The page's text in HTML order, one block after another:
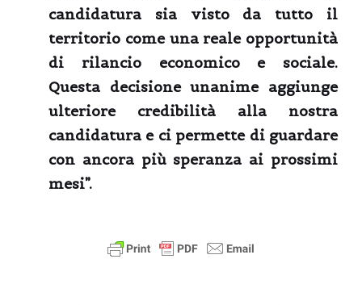
candidatura sia visto da tutto il
territorio come una reale opportunità
di rilancio economico e sociale.
Questa decisione unanime aggiunge
ulteriore credibilità alla nostra
candidatura e ci permette di guardare
con ancora più speranza ai prossimi
mesi”.